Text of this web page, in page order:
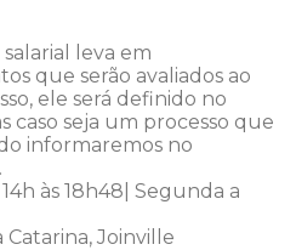
leva em
que serão avaliados ao
ele será definido no
caso seja um processo que
informaremos no
às 18h48| Segunda a
Catarina, Joinville